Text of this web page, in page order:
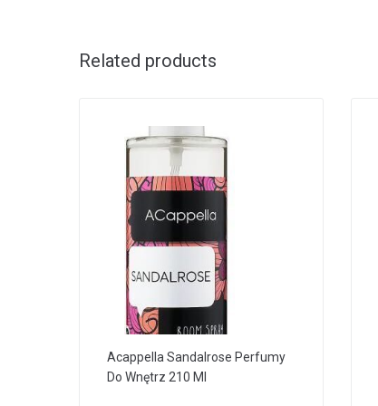
Related products
Acappella Sandalrose Perfumy
Do Wnętrz 210 Ml